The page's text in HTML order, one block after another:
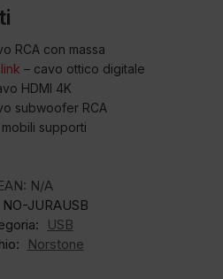
RCA con massa
– cavo ottico digitale
HDMI 4K
subwoofer RCA
supporti
N/A
NO-JURAUSB
USB
Norstone